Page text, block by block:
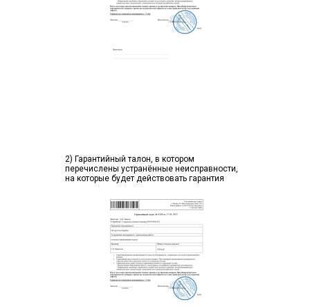
2) Гарантийный талон, в котором
перечислены устранённые неисправности,
на которые будет действовать гарантия